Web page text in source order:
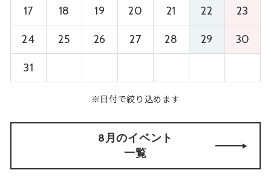
17 18 19 20 21 22 23
24 25 26 27 28 29 30
31
※日付で絞り込めます
8月のイベント
一覧